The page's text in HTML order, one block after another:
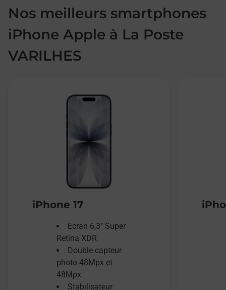
Nos meilleurs smartphones
iPhone Apple à La Poste
VARILHES
iPhone 17
Ecran 6,3’’ Super
Retina XDR
Double capteur
photo 48Mpx et
48Mpx
Stabilisateur